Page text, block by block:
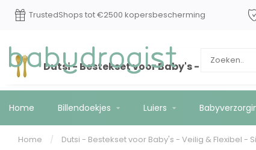
Op werkdagen voor 15:00 besteld? Vandaag
verzonden!*
Home Billendoekjes Luiers
Home / Dutsi - Bestekset voor Baby's - Veilig & Flexibel -
Dutsi - Bestekset voor Baby's - Veilig &